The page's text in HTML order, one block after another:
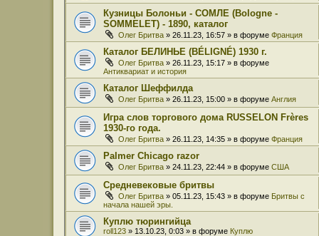
Кузницы Болоньи - СОМЛЕ (Bologne -
SOMMELET) - 1890, каталог
Олег Бритва » 26.11.23, 16:57 » в форуме Франция
Каталог БЕЛИНЬЕ (BÉLIGNÉ) 1930 г.
Олег Бритва » 26.11.23, 15:17 » в форуме
Антиквариат и история
Каталог Шеффилда
Олег Бритва » 26.11.23, 15:00 » в форуме Англия
Игра слов торгового дома RUSSELON Frères
1930-го года.
Олег Бритва » 26.11.23, 14:35 » в форуме Франция
Palmer Chicago razor
Олег Бритва » 24.11.23, 22:44 » в форуме США
Средневековые бритвы
Олег Бритва » 05.11.23, 15:43 » в форуме Бритвы с
начала нашей эры.
Куплю тюрингийца
roll123 » 13.10.23, 0:03 » в форуме Куплю